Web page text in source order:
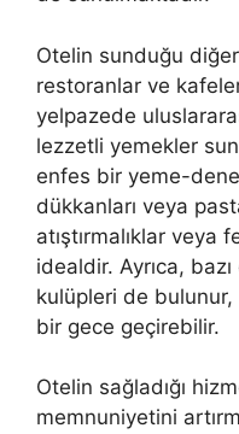
Otelin sunduğu
restoranlar ve
yelpazede
lezzetli yemekler
enfes bir yeme-
dükkanları veya
atıştırmalıklar veya
idealdir. Ayrıca,
kulüpleri de
bir gece geçirebilir.
Otelin sağladığı
memnuniyetini